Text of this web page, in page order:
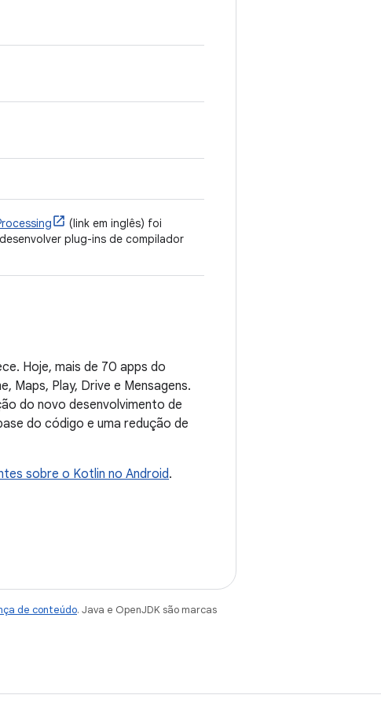
(link em inglês) foi
plug-ins de compilador
Hoje, mais de 70 apps do
Maps, Play, Drive e Mensagens.
do novo desenvolvimento de
do código e uma redução de
sobre o Kotlin no Android.
de conteúdo. Java e OpenJDK são marcas